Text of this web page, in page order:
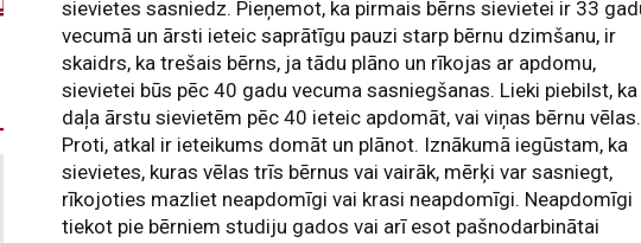
sievietes sasniedz. Pieņemot, ka pirmais bērns sievietei ir 33
vecumā un ārsti ieteic saprātīgu pauzi starp bērnu dzimšanu, ir
skaidrs, ka trešais bērns, ja tādu plāno un rīkojas ar apdomu,
sievietei būs pēc 40 gadu vecuma sasniegšanas. Lieki piebilst, ka
daļa ārstu sievietēm pēc 40 ieteic apdomāt, vai viņas bērnu vēlas.
Proti, atkal ir ieteikums domāt un plānot. Iznākumā iegūstam, ka
sievietes, kuras vēlas trīs bērnus vai vairāk, mērķi var sasniegt,
rīkojoties mazliet neapdomīgi vai krasi neapdomīgi. Neapdomīgi
tiekot pie bērniem studiju gados vai arī esot pašnodarbinātai